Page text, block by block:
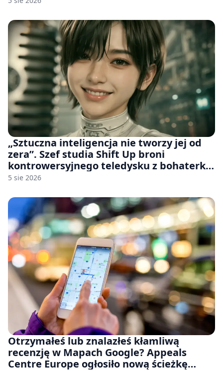
„Sztuczna inteligencja nie tworzy jej od
zera”. Szef studia Shift Up broni
kontrowersyjnego teledysku z bohaterką
Stellar Blade: Blood Rain
5 sie 2026
Otrzymałeś lub znalazłeś kłamliwą
recenzję w Mapach Google? Appeals
Centre Europe ogłosiło nową ścieżkę